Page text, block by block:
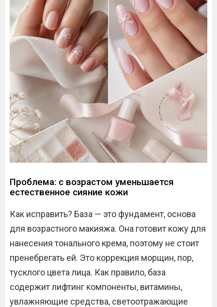
Проблема: с возрастом уменьшается
естественное сияние кожи
Как исправить? База — это фундамент, основа
для возрастного макияжа. Она готовит кожу для
нанесения тонального крема, поэтому не стоит
пренебрегать ей. Это коррекция морщин, пор,
тусклого цвета лица. Как правило, база
содержит лифтинг компоненты, витамины,
увлажняющие средства, светоотражающие